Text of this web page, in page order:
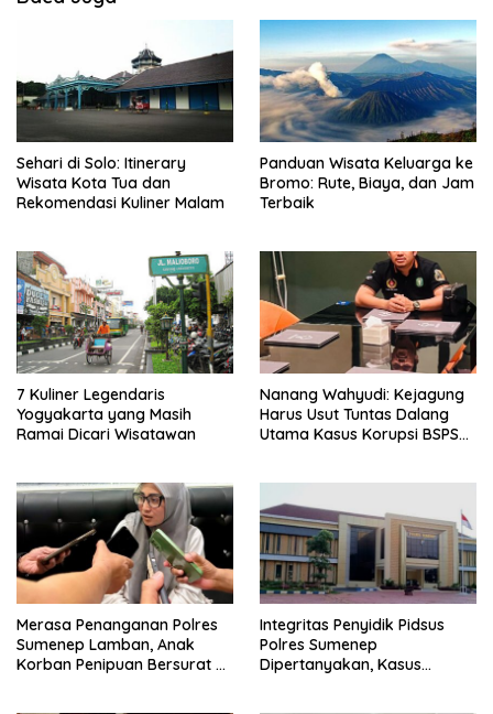
Sehari di Solo: Itinerary
Wisata Kota Tua dan
Rekomendasi Kuliner Malam
Panduan Wisata Keluarga ke
Bromo: Rute, Biaya, dan Jam
Terbaik
7 Kuliner Legendaris
Yogyakarta yang Masih
Ramai Dicari Wisatawan
Nanang Wahyudi: Kejagung
Harus Usut Tuntas Dalang
Utama Kasus Korupsi BSPS
Merasa Penanganan Polres
Sumenep Lamban, Anak
Korban Penipuan Bersurat ke
Integritas Penyidik Pidsus
Polres Sumenep
Dipertanyakan, Kasus